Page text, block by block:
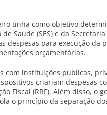
tinha como objetivo
Saúde (SES) e da
despesas para execução
orçamentárias.
com instituições públicas,
criariam despesas
Fiscal (RRF). Além disso, o
o princípio da separação